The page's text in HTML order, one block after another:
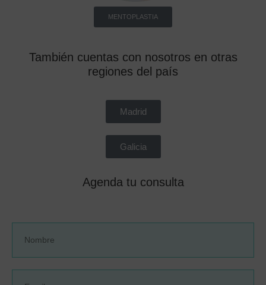
MENTOPLASTIA
También cuentas con nosotros en otras
regiones del país
Madrid
Galicia
Agenda tu consulta